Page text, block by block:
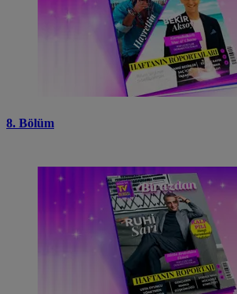
8. Bölüm